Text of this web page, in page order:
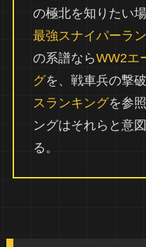
の極北を知りたい
最強スナイパーラ
の系譜ならWW2エ
グを、戦車兵の撃
スランキングを参
ングはそれらと意
る。